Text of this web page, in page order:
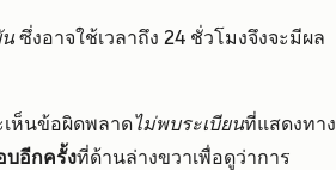
ซึ่งอาจใช้เวลาถึง 24 ชั่วโมงจึงจะมีผล
เห็นข้อผิดพลาดไม่พบระเบียนที่แสดงทาง
บอีกครั้งที่ด้านล่างขวาเพื่อดูว่าการ